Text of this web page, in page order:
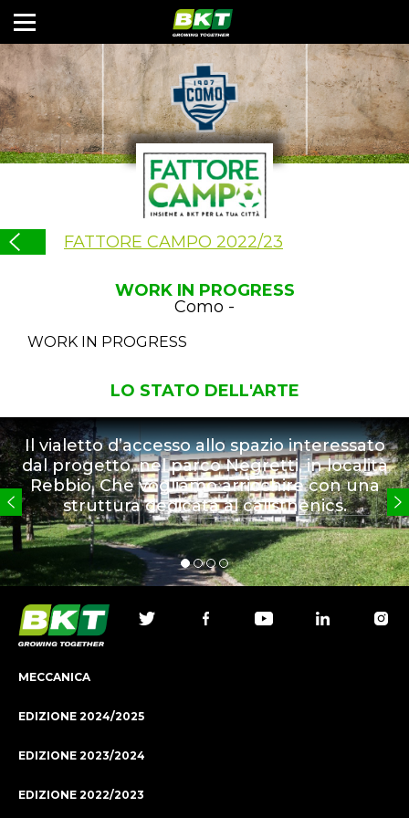
FATTORE CAMPO 2022/23
WORK IN PROGRESS
Como -
WORK IN PROGRESS
LO STATO DELL'ARTE
Il vialetto d’accesso allo spazio interessato
dal progetto, nel parco Negretti, in località
Rebbio. Che vogliamo arricchire con una
struttura dedicata al calisthenics.
MECCANICA
EDIZIONE 2024/2025
EDIZIONE 2023/2024
EDIZIONE 2022/2023